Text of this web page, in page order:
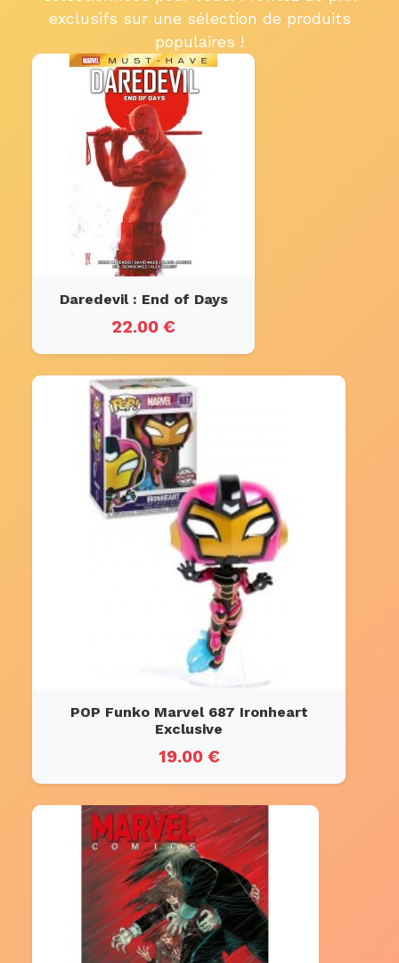
exclusifs sur une sélection de produits
populaires !
Daredevil : End of Days
22.00 €
POP Funko Marvel 687 Ironheart
Exclusive
19.00 €